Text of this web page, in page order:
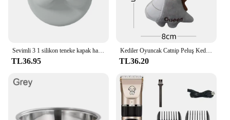
Sevimli 3 1 silikon teneke kapak halkası taze tutmak silikon gıda teneke kapak gıda depolama kullanımlık Pet Can kapakları
TL36.95
Kediler Oyuncak Catnip Peluş Kedi Oyuncakları Yavru Diş Taşlama Başparmak Yastık Çiğneme Oyuncağı Pençeleri Başparmak Isırığı Evcil Hayvan Aksesuarları
TL36.20